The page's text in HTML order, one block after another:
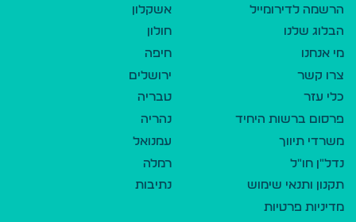
הרשמה לדירומייל
הבלוג שלנו
מי אנחנו
צרו קשר
כלי עזר
פרסום ברשות היחיד
משרדי תיווך
נדל"ן חו"ל
תקנון ותנאי שימוש
מדיניות פרטיות
אשקלון
חולון
חיפה
ירושלים
טבריה
נהריה
עמנואל
רמלה
נתיבות